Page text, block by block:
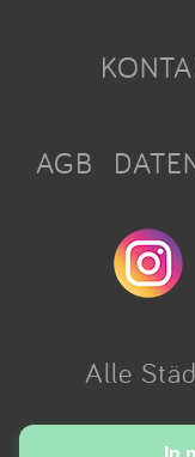
AGB
Alle